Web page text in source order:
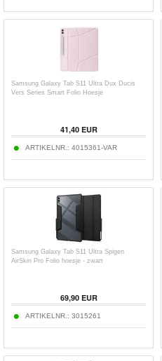
Samsung Galaxy Tab S11 Ultra Dux Ducis
Vers Series Smart Folio Hoesje
41,40EUR
ARTIKELNR.: 4015361-VAR
Samsung Galaxy Tab S11 Ultra Spigen
AirSkin Pro Folio hoesje - zwart
69,90EUR
ARTIKELNR.: 3015261